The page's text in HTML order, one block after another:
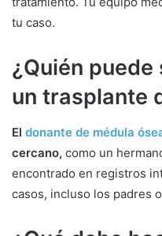
tu caso.
¿Quién
un trasplante
El donante de médula
cercano, como un
encontrado en registros
casos, incluso los padres